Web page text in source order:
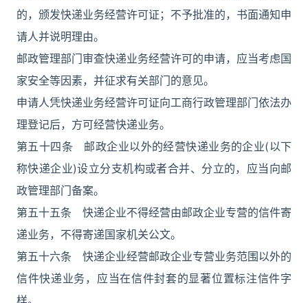
的，颁发快递业务经营许可证；不予批准的，书面通知申
请人并说明理由。
邮政管理部门审查快递业务经营许可的申请，应当考虑国
家安全等因素，并征求有关部门的意见。
申请人凭快递业务经营许可证向工商行政管理部门依法办
理登记后，方可经营快递业务。
第五十四条 邮政企业以外的经营快递业务的企业(以下
称快递企业)设立分支机构或者合并、分立的，应当向邮
政管理部门备案。
第五十五条 快递企业不得经营由邮政企业专营的信件寄
递业务，不得寄递国家机关公文。
第五十六条 快递企业经营邮政企业专营业务范围以外的
信件快递业务，应当在信件封套的显著位置标注信件字
样。